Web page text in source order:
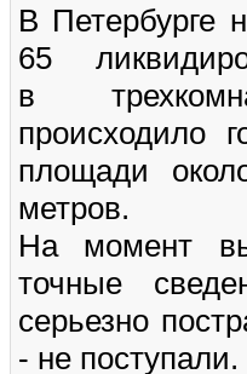
В Петербурге
65
в
происходило
площади
метров.
На момент
точные
серьезно
- не поступали.